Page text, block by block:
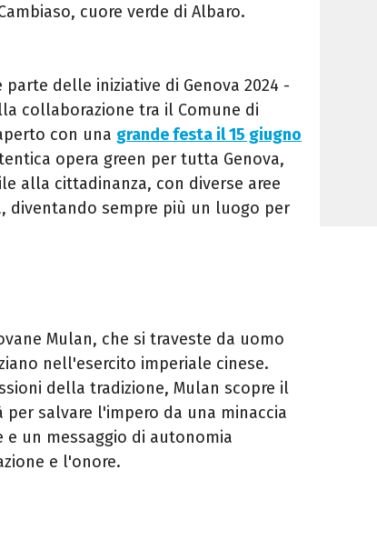
cuore verde di Albaro.
parte delle iniziative di Genova 2024 -
collaborazione tra il Comune di
con una grande festa il 15 giugno
opera green per tutta Genova,
alla cittadinanza, con diverse aree
sempre più un luogo per
Mulan, che si traveste da uomo
nell'esercito imperiale cinese.
della tradizione, Mulan scopre il
salvare l'impero da una minaccia
e un messaggio di autonomia
e l'onore.